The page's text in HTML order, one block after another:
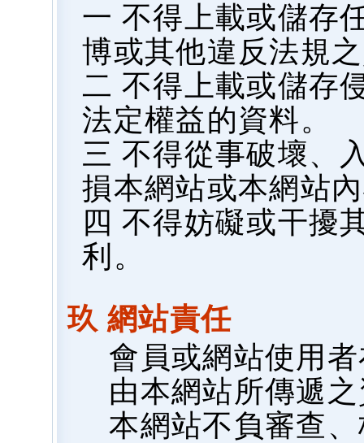
一 不得上載或儲存
博或其他違反法規
二 不得上載或儲存
法定權益的資料。
三 不得從事破壞、
損本網站或本網站
四 不得妨礙或干擾
利。
玖 網站責任
會員或網站使用
由本網站所傳遞
本網站不負審查